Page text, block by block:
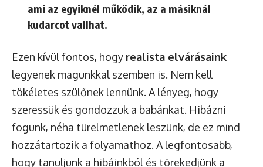
ami az egyiknél működik, az a másiknál
kudarcot vallhat.
Ezen kívül fontos, hogy realista elvárásaink
legyenek magunkkal szemben is. Nem kell
tökéletes szülőnek lennünk. A lényeg, hogy
szeressük és gondozzuk a babánkat. Hibázni
fogunk, néha türelmetlenek leszünk, de ez mind
hozzátartozik a folyamathoz. A legfontosabb,
hogy tanuljunk a hibáinkból és törekedjünk a